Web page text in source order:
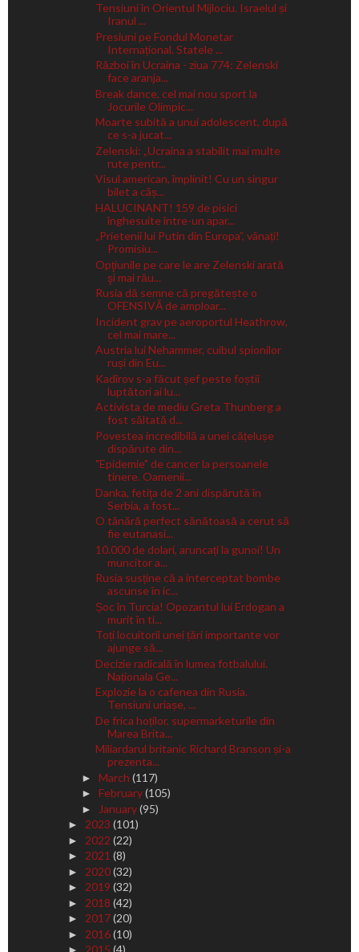
Tensiuni în Orientul Mijlociu. Israelul și
Iranul ...
Presiuni pe Fondul Monetar
Internațional. Statele ...
Război în Ucraina - ziua 774: Zelenski
face aranja...
Break dance, cel mai nou sport la
Jocurile Olimpic...
Moarte subită a unui adolescent, după
ce s-a jucat...
Zelenski: „Ucraina a stabilit mai multe
rute pentr...
Visul american, împlinit! Cu un singur
bilet a câș...
HALUCINANT! 159 de pisici
înghesuite între-un apar...
„Prietenii lui Putin din Europa”, vânați!
Promisiu...
Opţiunile pe care le are Zelenski arată
şi mai rău...
Rusia dă semne că pregătește o
OFENSIVĂ de amploar...
Incident grav pe aeroportul Heathrow,
cel mai mare...
Austria lui Nehammer, cuibul spionilor
ruși din Eu...
Kadîrov s-a făcut șef peste foștii
luptători ai lu...
Activista de mediu Greta Thunberg a
fost săltată d...
Povestea incredibilă a unei cățelușe
dispărute din...
"Epidemie" de cancer la persoanele
tinere. Oamenii...
Danka, fetiţa de 2 ani dispărută în
Serbia, a fost...
O tânără perfect sănătoasă a cerut să
fie eutanasi...
10.000 de dolari, aruncați la gunoi! Un
muncitor a...
Rusia susține că a interceptat bombe
ascunse în ic...
Șoc în Turcia! Opozantul lui Erdogan a
murit în ti...
Toți locuitorii unei țări importante vor
ajunge să...
Decizie radicală în lumea fotbalului.
Naționala Ge...
Explozie la o cafenea din Rusia.
Tensiuni uriașe, ...
De frica hoților, supermarketurile din
Marea Brita...
Miliardarul britanic Richard Branson și-a
prezenta...
► March (117)
► February(105)
► January(95)
► 2023 (101)
► 2022 (22)
► 2021 (8)
► 2020(32)
► 2019 (32)
► 2018 (42)
► 2017(20)
► 2016(10)